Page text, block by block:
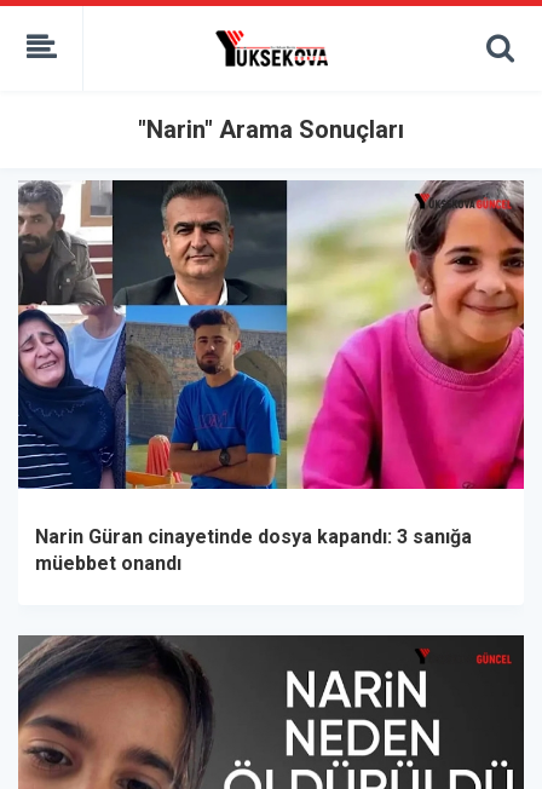
kaçak bahis
deneme bonusu
bahis siteleri
porno izle
"Narin" Arama Sonuçları
Narin Güran cinayetinde dosya kapandı: 3 sanığa
müebbet onandı